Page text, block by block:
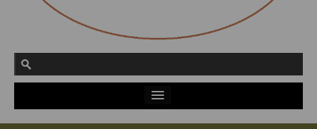
Actualidad y recomendaciones